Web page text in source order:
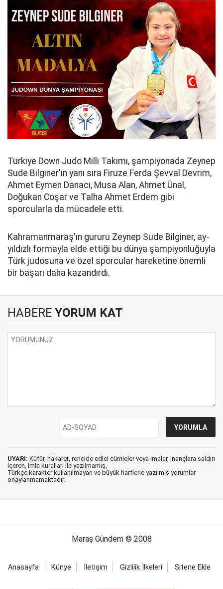
Türkiye Down Judo Milli Takımı, şampiyonada Zeynep
Sude Bilginer'in yanı sıra Firuze Ferda Şevval Devrim,
Ahmet Eymen Danacı, Musa Alan, Ahmet Ünal,
Doğukan Coşar ve Talha Ahmet Erdem gibi
sporcularla da mücadele etti.
Kahramanmaraş'ın gururu Zeynep Sude Bilginer, ay-
yıldızlı formayla elde ettiği bu dünya şampiyonluğuyla
Türk judosuna ve özel sporcular hareketine önemli
bir başarı daha kazandırdı.
HABERE YORUM KAT
UYARI: Küfür, hakaret, rencide edici cümleler veya imalar, inançlara saldırı
içeren, imla kuralları ile yazılmamış,
Türkçe karakter kullanılmayan ve büyük harflerle yazılmış yorumlar
onaylanmamaktadır.
Maraş Gündem © 2008
Anasayfa Künye İletişim Gizlilik İlkeleri Sitene Ekle